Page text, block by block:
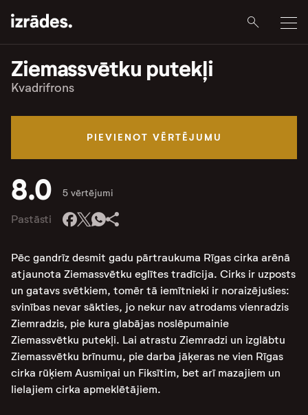
Ziemassvētku putekļi
Kvadrifrons
PIEVIENOT VĒRTĒJUMU
8.0 5 vērtējumi
Pastāsti
Pēc gandrīz desmit gadu pārtraukuma Rīgas cirka arēnā
atjaunota Ziemassvētku eglītes tradīcija. Cirks ir uzposts
un gatavs svētkiem, tomēr tā iemītnieki ir noraizējušies:
svinības nevar sākties, jo nekur nav atrodams vienradzis
Ziemradzis, pie kura glabājas noslēpumainie
Ziemassvētku putekļi. Lai atrastu Ziemradzi un izglābtu
Ziemassvētku brīnumu, pie darba jāķeras ne vien Rīgas
cirka rūķiem Ausmiņai un Fiksītim, bet arī mazajiem un
lielajiem cirka apmeklētājiem.